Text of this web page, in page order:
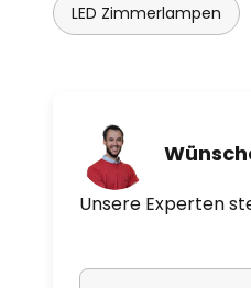
LED Zimmerlampen
Unsere Experten